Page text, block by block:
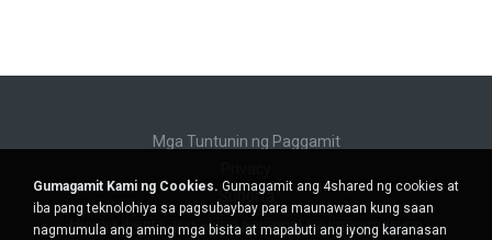
Mga Tuntunin ng Paggamit
Suporta
Huwag ibenta ang aking personal na impormasyon
Gumagamit Kami ng Cookies. Gumagamit ang 4shared ng cookies at
iba pang teknolohiya sa pagsubaybay para maunawaan kung saan
nagmumula ang aming mga bisita at mapabuti ang iyong karanasan